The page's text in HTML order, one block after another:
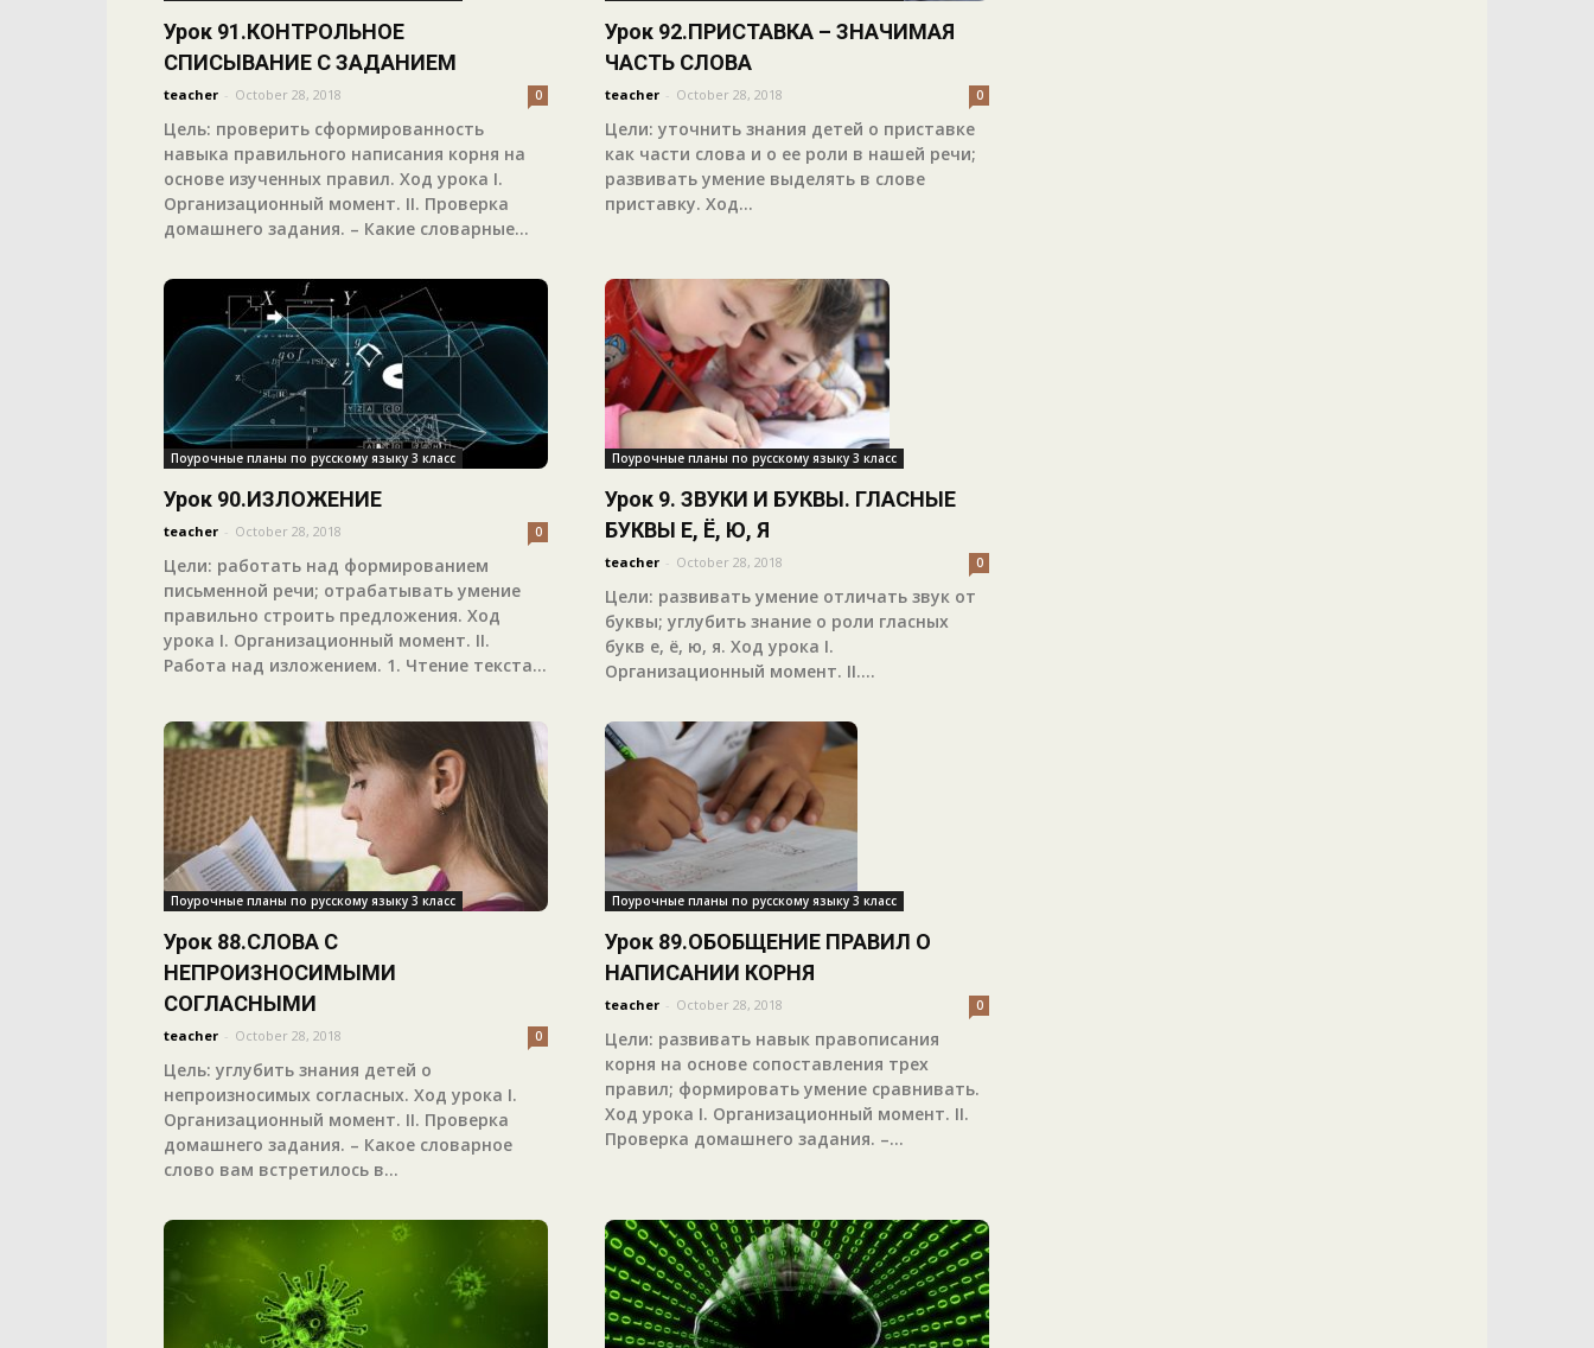
Урок 91.КОНТРОЛЬНОЕ
СПИСЫВАНИЕ С ЗАДАНИЕМ
teacher - October 28, 2018 0
Цель: проверить сформированность
навыка правильного написания корня на
основе изученных правил. Ход урока I.
Организационный момент. II. Проверка
домашнего задания. – Какие словарные...
Урок 92.ПРИСТАВКА – ЗНАЧИМАЯ
ЧАСТЬ СЛОВА
teacher - October 28, 2018 0
Цели: уточнить знания детей о приставке
как части слова и о ее роли в нашей речи;
развивать умение выделять в слове
приставку. Ход...
Поурочные планы по русскому языку 3 класс
Урок 90.ИЗЛОЖЕНИЕ
teacher - October 28, 2018 0
Цели: работать над формированием
письменной речи; отрабатывать умение
правильно строить предложения. Ход
урока I. Организационный момент. II.
Работа над изложением. 1. Чтение текста...
Поурочные планы по русскому языку 3 класс
Урок 9. ЗВУКИ И БУКВЫ. ГЛАСНЫЕ
БУКВЫ Е, Ё, Ю, Я
teacher - October 28, 2018 0
Цели: развивать умение отличать звук от
буквы; углубить знание о роли гласных
букв е, ё, ю, я. Ход урока I.
Организационный момент. II....
Поурочные планы по русскому языку 3 класс
Урок 88.СЛОВА С
НЕПРОИЗНОСИМЫМИ
СОГЛАСНЫМИ
teacher - October 28, 2018 0
Цель: углубить знания детей о
непроизносимых согласных. Ход урока I.
Организационный момент. II. Проверка
домашнего задания. – Какое словарное
слово вам встретилось в...
Поурочные планы по русскому языку 3 класс
Урок 89.ОБОБЩЕНИЕ ПРАВИЛ О
НАПИСАНИИ КОРНЯ
teacher - October 28, 2018 0
Цели: развивать навык правописания
корня на основе сопоставления трех
правил; формировать умение сравнивать.
Ход урока I. Организационный момент. II.
Проверка домашнего задания. –...